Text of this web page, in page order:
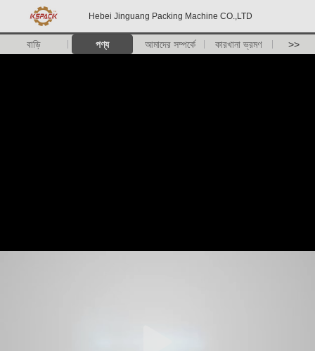
Hebei Jinguang Packing Machine CO.,LTD
বাড়ি পণ্য আমাদের সম্পর্কে কারখানা ভ্রমণ >>